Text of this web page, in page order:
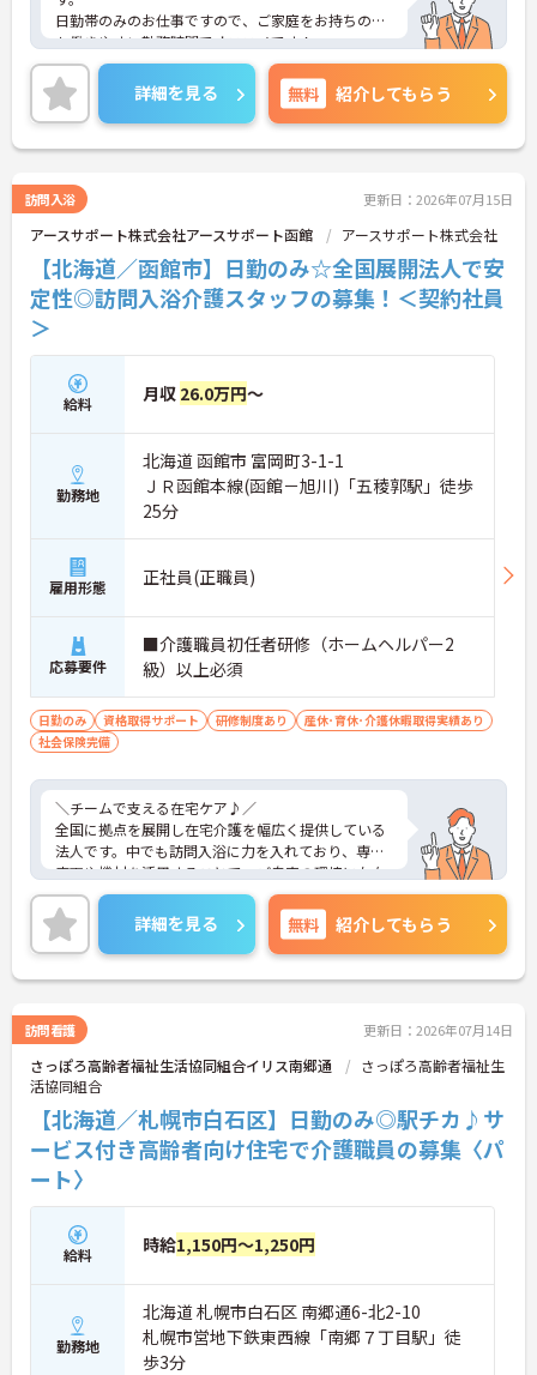
日勤帯のみのお仕事ですので、ご家庭をお持ちの方
も働きやすい勤務時間でオススメです！
社会保険をはじめ、退職金・各種手当など働きやす
い職場環境づくりに力を入れています。
ご興味ある方には、面接対策ポイントなど、さらに
詳細をお話しいたしますのでお気軽にご相談くださ
い。
詳細を見る 無料 紹介してもらう
訪問入浴 更新日：2026年07月15日
アースサポート株式会社アースサポート函館 アースサポート株式会社
【北海道／函館市】日勤のみ☆全国展開法人で安
定性◎訪問入浴介護スタッフの募集！＜契約社員
＞
給料 月収 26.0万円～
勤務地
北海道 函館市 富岡町3-1-1
ＪＲ函館本線(函館－旭川)「五稜郭駅」徒歩
25分
雇用形態 正社員(正職員)
応募要件
■介護職員初任者研修（ホームヘルパー2
級）以上必須
日勤のみ 資格取得サポート 研修制度あり
産休･育休･介護休暇取得実績あり
社会保険完備
＼チームで支える在宅ケア♪／
全国に拠点を展開し在宅介護を幅広く提供している
法人です。中でも訪問入浴に力を入れており、専用
車両や機材を活用することで、ご自宅の環境に左右
されず入浴サービスを届けられるのが特徴です。現
場は3名体制のチームで連携するスタイルが基本と
なっており、一人に負担が偏らないよう配慮された
環境になっています。安定した基盤のもと、在宅生
活を支えるやりがいを感じられる職場です。
■ 日勤中心で働きやすさ抜群！
生活リズムを整えながら働ける環境です。
・「8:30～17:30」の固定シフトで夜勤なし
・日曜固定休＋シフト休で予定が立てやすい
・年間休日111日でしっかりリフレッシュ
→ 無理なく続けられる勤務体制が整っています
一人で抱え込まない体制が魅力です。
・訪問は常に3名体制で実施
・役割分担（運転・搬入・介助）が明確
・困ったときはすぐ相談できる環境
→ 未経験の方も安心してスタートできます
詳細を見る 無料 紹介してもらう
訪問看護 更新日：2026年07月14日
さっぽろ高齢者福祉生活協同組合イリス南郷通
さっぽろ高齢者福祉生
活協同組合
【北海道／札幌市白石区】日勤のみ◎駅チカ♪サ
ービス付き高齢者向け住宅で介護職員の募集〈パ
ート〉
給料 時給1,150円～1,250円
勤務地
北海道 札幌市白石区 南郷通6-北2-10
札幌市営地下鉄東西線「南郷７丁目駅」徒
歩3分